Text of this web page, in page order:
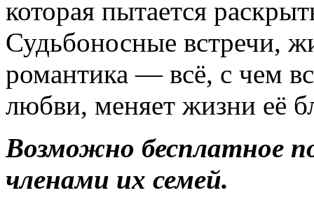
которая пытается
Судьбоносные встречи,
романтика — всё, с чем
любви, меняет жизни её
Возможно бесплатное
членами их семей.